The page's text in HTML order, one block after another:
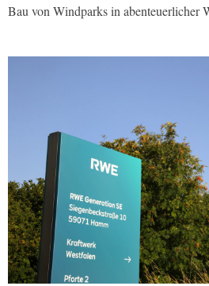
Bau von Windparks in abenteuerlicher